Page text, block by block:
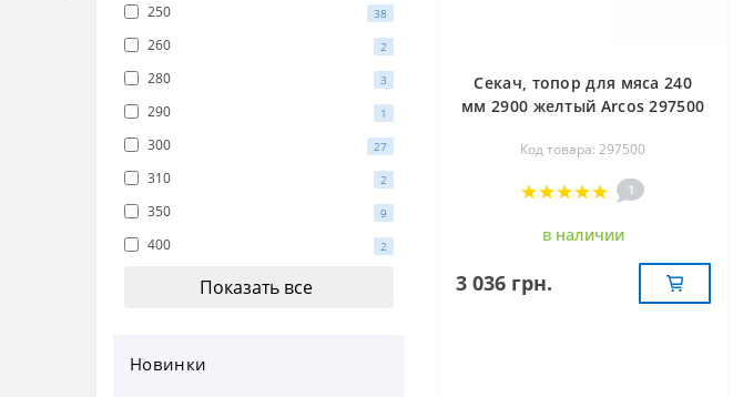
250 38
260 2
280 3
290 1
300 27
310 2
350 9
400 2
Показать все
Новинки
Секач, топор для мяса 240
мм 2900 желтый Arcos 297500
Код товара: 297500
1
в наличии
3 036 грн.